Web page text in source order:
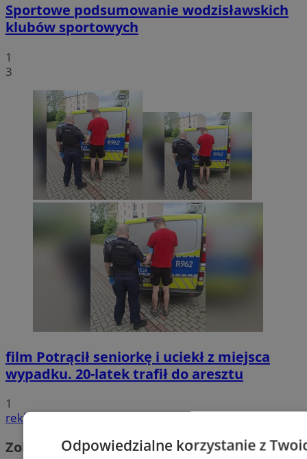
Sportowe podsumowanie wodzisławskich
klubów sportowych
1
3
film Potrącił seniorkę i uciekł z miejsca
wypadku. 20-latek trafił do aresztu
1
reklama
Zobacz równieżOdpowiedzialne korzystanie z